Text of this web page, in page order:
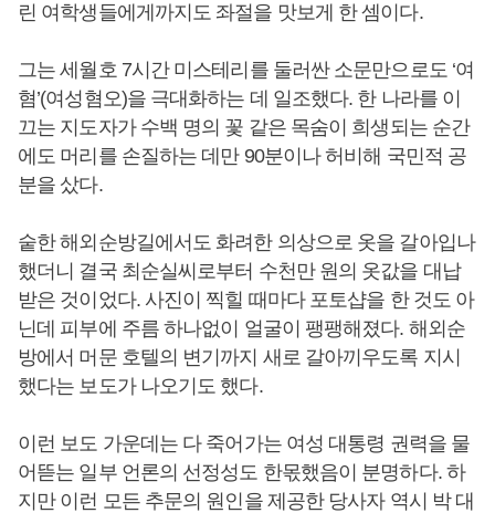
린 여학생들에게까지도 좌절을 맛보게 한 셈이다.
그는 세월호 7시간 미스테리를 둘러싼 소문만으로도 ‘여
혐’(여성혐오)을 극대화하는 데 일조했다. 한 나라를 이
끄는 지도자가 수백 명의 꽃 같은 목숨이 희생되는 순간
에도 머리를 손질하는 데만 90분이나 허비해 국민적 공
분을 샀다.
숱한 해외순방길에서도 화려한 의상으로 옷을 갈아입나
했더니 결국 최순실씨로부터 수천만 원의 옷값을 대납
받은 것이었다. 사진이 찍힐 때마다 포토샵을 한 것도 아
닌데 피부에 주름 하나없이 얼굴이 팽팽해졌다. 해외순
방에서 머문 호텔의 변기까지 새로 갈아끼우도록 지시
했다는 보도가 나오기도 했다.
이런 보도 가운데는 다 죽어가는 여성 대통령 권력을 물
어뜯는 일부 언론의 선정성도 한몫했음이 분명하다. 하
지만 이런 모든 추문의 원인을 제공한 당사자 역시 박 대